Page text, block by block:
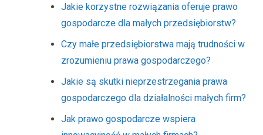
Jakie korzystne rozwiązania oferuje prawo
gospodarcze dla małych przedsiębiorstw?
Czy małe przedsiębiorstwa mają trudności w
zrozumieniu prawa gospodarczego?
Jakie są skutki nieprzestrzegania prawa
gospodarczego dla działalności małych firm?
Jak prawo gospodarcze wspiera